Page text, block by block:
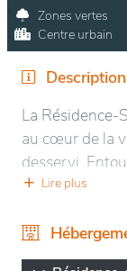
Zones vertes
Centre urbain
Description
La Résidence-
au cœur de la
desservi.
commodités
cadre de vie
Lire plus